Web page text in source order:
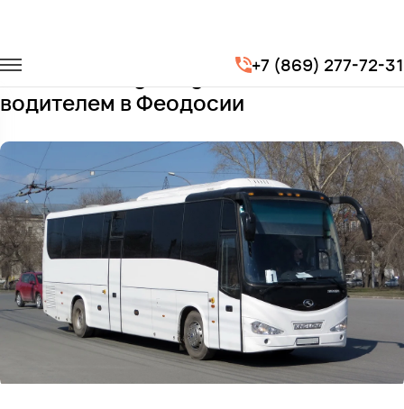
+7 (869) 277-72-31
King Long XMQ6127
Заказать King Long XMQ6127 с
водителем в Феодосии